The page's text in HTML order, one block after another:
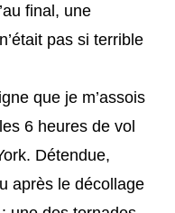
final, une
pas si terrible
que je m’assois
6 heures de vol
Détendue,
après le décollage